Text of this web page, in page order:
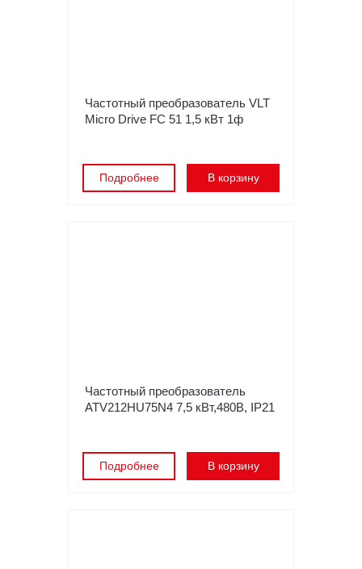
Частотный преобразователь VLT
Micro Drive FC 51 1,5 кВт 1ф
Подробнее В корзину
Частотный преобразователь
ATV212HU75N4 7,5 кВт,480В, IP21
Подробнее В корзину